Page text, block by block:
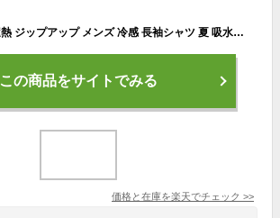
作業服 夏用 長袖 遮熱 ジップアップ メンズ 冷感 長袖シャツ 夏 吸水速乾 涼しい ドライ 消臭 クール UVカット スポーツ ゴルフ ハーフジップ 作業着 仕事着 仕事 ワークウェア ワークウエア 普段着 農作業 インナー トレッキング 釣り mメール便 8844 シェイドドライナー
この商品をサイトでみる
価格と在庫を楽天でチェック >>